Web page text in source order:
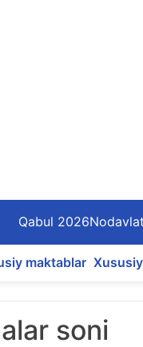
Qabul 2026
maktablar
soni